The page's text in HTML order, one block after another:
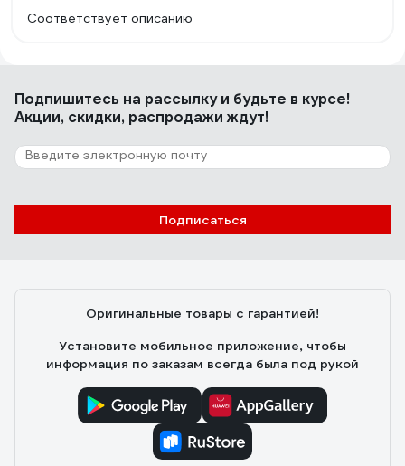
Соответствует описанию
Подпишитесь на рассылкуи будьте в курсе!
Акции, скидки, распродажи ждут!
Подписаться
Оригинальные товары с гарантией!
Установите мобильное приложение, чтобы
информация по заказам всегда была под рукой